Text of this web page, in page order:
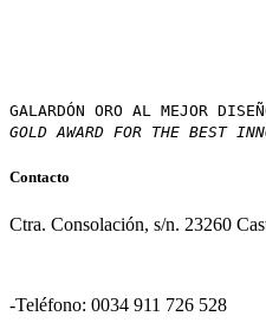
GALARDÓN ORO AL MEJOR
GOLD AWARD FOR THE BEST
Contacto
Ctra. Consolación, s/n. 23260
-Teléfono: 0034 911 726 528